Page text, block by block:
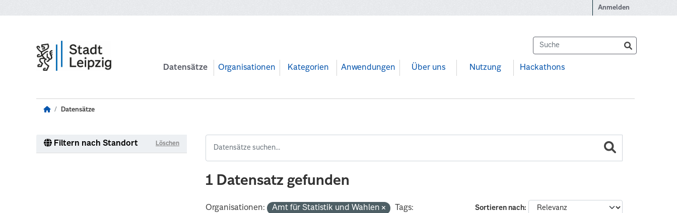
Anmelden
Datensätze Organisationen Kategorien Anwendungen Über uns Nutzung Hackathons
Datensätze
Filtern nach Standort Löschen
1 Datensatz gefunden
Sortieren nach
Organisationen: Amt für Statistik und Wahlen
Tags: